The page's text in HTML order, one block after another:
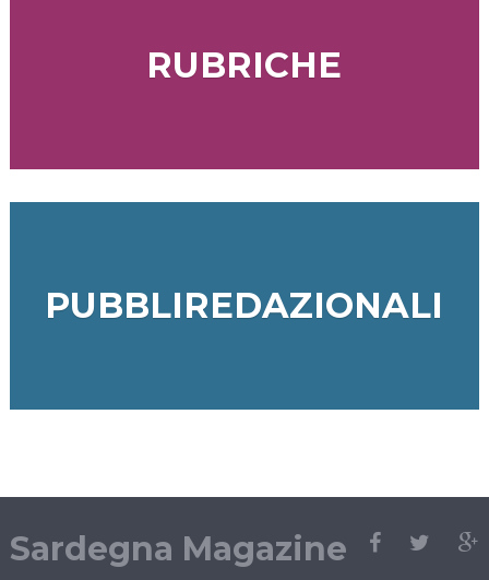
RUBRICHE
PUBBLIREDAZIONALI
Sardegna Magazine